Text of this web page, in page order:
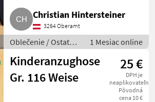
Christian Hintersteiner
3264 Oberamt
Oblečenie / Ostatné
oblečenie
1 Mesiac online
Kinderanzughose
Gr. 116 Weise
25 €
DPH je
neaplikovateľné
Pôvodná
cena 10 €